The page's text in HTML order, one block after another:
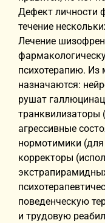
Дефект личности
течение
Лечение
психотерапию. Из
назначаются:
рушат
агрессивные
нормотимики (для
корректоры
поведенческую
и трудовую